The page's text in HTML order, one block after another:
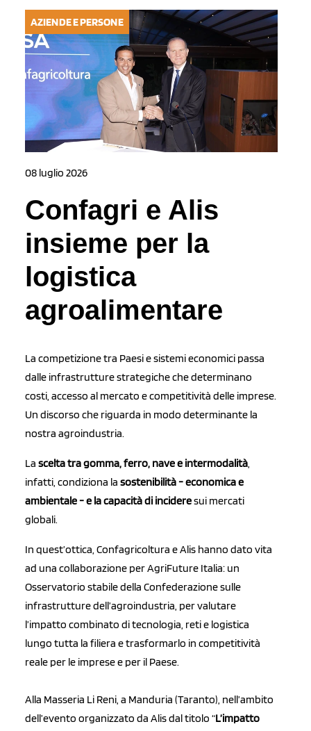
AZIENDE E PERSONE
08 luglio 2026
Confagri e Alis
insieme per la
logistica
agroalimentare
La competizione tra Paesi e sistemi economici passa
dalle infrastrutture strategiche che determinano
costi, accesso al mercato e competitività delle imprese.
Un discorso che riguarda in modo determinante la
nostra agroindustria.
La scelta tra gomma, ferro, nave e intermodalità
infatti, condiziona la sostenibilità - economica e
ambientale - e la capacità di incideresui mercati
globali.
In quest’ottica, Confagricoltura e Alis hanno dato vita
ad una collaborazione per AgriFuture Italia: un
Osservatorio stabile della Confederazione sulle
infrastrutture dell’agroindustria, per valutare
l’impatto combinato di tecnologia, reti e logistica
lungo tutta la filiera e trasformarlo in competitività
reale per le imprese e per il Paese.
Alla Masseria Li Reni, a Manduria (Taranto), nell’ambito
dell’evento organizzato da Alis dal titolo “L’impatto